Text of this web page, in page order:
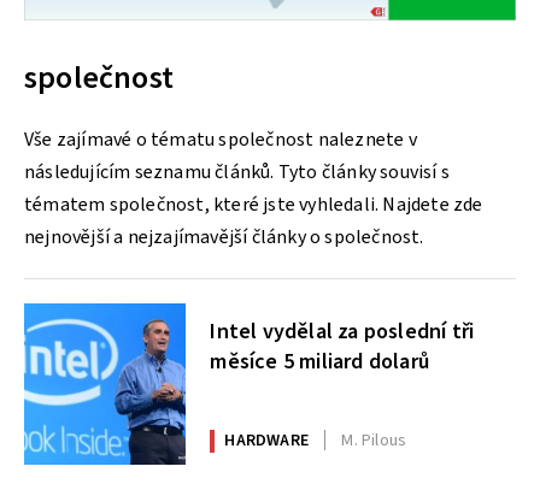
společnost
Vše zajímavé o tématu společnost naleznete v
následujícím seznamu článků. Tyto články souvisí s
tématem společnost, které jste vyhledali. Najdete zde
nejnovější a nejzajímavější články o společnost.
Intel vydělal za poslední tři
měsíce 5 miliard dolarů
HARDWARE M. Pilous